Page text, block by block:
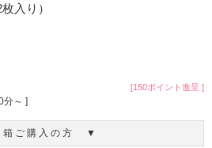
入り）
[150ポイント進呈 ]
分～ ]
ご購入の方 ▼